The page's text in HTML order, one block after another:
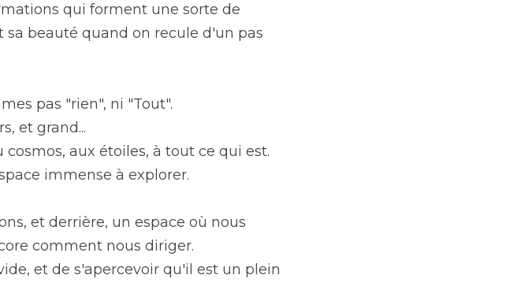
qui forment une sorte de
beauté quand on recule d'un pas
pas "rien", ni "Tout".
et grand...
aux étoiles, à tout ce qui est.
immense à explorer.
et derrière, un espace où nous
comment nous diriger.
et de s'apercevoir qu'il est un plein